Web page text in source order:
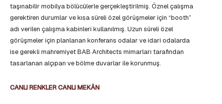
taşınabilir mobilya bölücülerle gerçekleştirilmiş. Öznel çalışma
gerektiren durumlar ve kısa süreli özel görüşmeler için “booth”
adı verilen çalışma kabinleri kullanılmış. Uzun süreli özel
görüşmeler için planlanan konferans odalar ve idari odalarda
ise gerekli mahremiyet BAB Architects mimarları tarafından
tasarlanan alçıpan ve bölme duvarlar ile korunmuş.
CANLI RENKLER CANLI MEKÂN